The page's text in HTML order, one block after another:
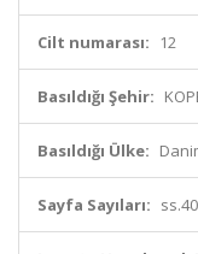
Cilt numarası: 12
Basıldığı Şehir:
Basıldığı Ülke:
Sayfa Sayıları: ss.40